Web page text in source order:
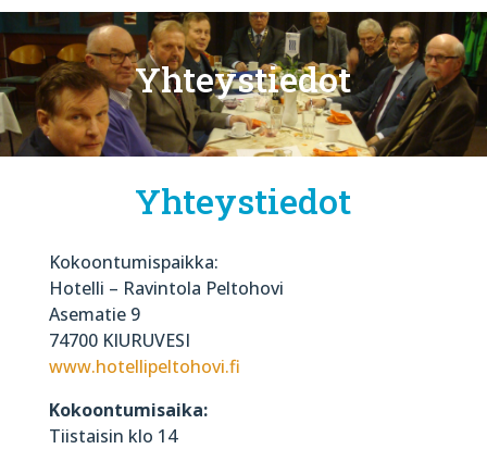
Yhteystiedot
Yhteystiedot
Kokoontumispaikka:
Hotelli – Ravintola Peltohovi
Asematie 9
74700 KIURUVESI
www.hotellipeltohovi.fi
Kokoontumisaika:
Tiistaisin klo 14